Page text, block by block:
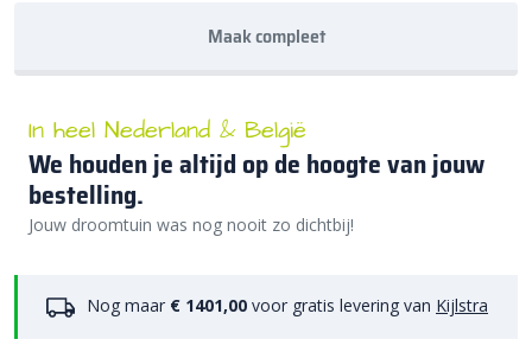
Maak compleet
In heel Nederland & België
We houden je altijd op de hoogte van jouw
bestelling.
Jouw droomtuin was nog nooit zo dichtbij!
Nog maar € 1401,00 voor gratis levering van Kijlstra